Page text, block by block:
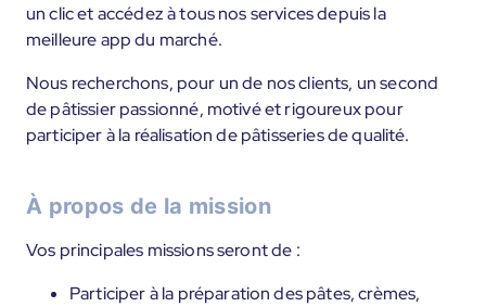
un clic et accédez à tous nos services depuis la
meilleure app du marché.
Nous recherchons, pour un de nos clients, un second
de pâtissier passionné, motivé et rigoureux pour
participer à la réalisation de pâtisseries de qualité.
À propos de la mission
Vos principales missions seront de :
Participer à la préparation des pâtes, crèmes,